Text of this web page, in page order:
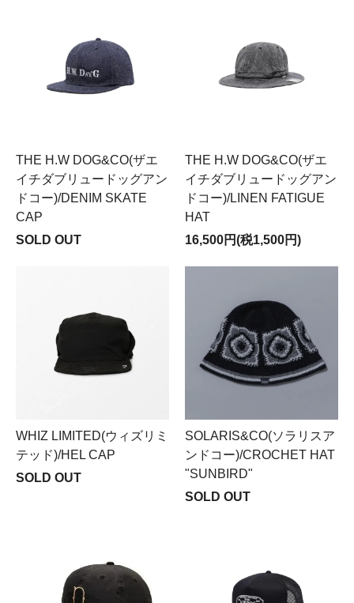
THE H.W DOG&CO(ザエ
イチダブリュードッグアン
ドコー)/DENIM SKATE
CAP
SOLD OUT
THE H.W DOG&CO(ザエ
イチダブリュードッグアン
ドコー)/LINEN FATIGUE
HAT
16,500円(税1,500円)
WHIZ LIMITED(ウィズリミ
テッド)/HEL CAP
SOLD OUT
SOLARIS&CO(ソラリスア
ンドコー)/CROCHET HAT
"SUNBIRD"
SOLD OUT